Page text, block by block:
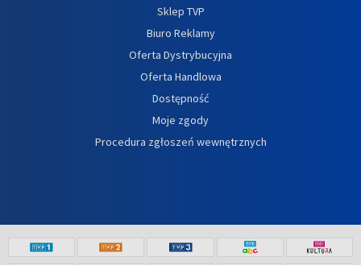
Sklep TVP
Biuro Reklamy
Oferta Dystrybucyjna
Oferta Handlowa
Dostępność
Moje zgody
Procedura zgłoszeń wewnętrznych